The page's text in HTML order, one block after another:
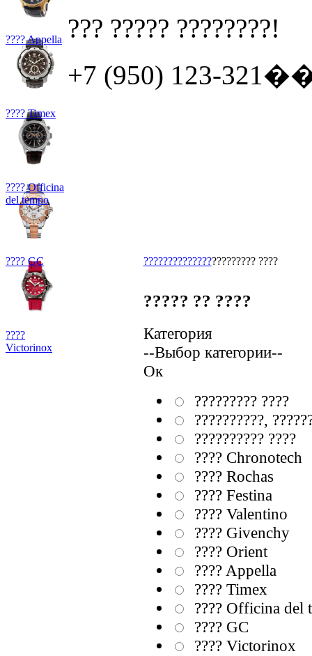
???? Appella
???? Timex
???? Officina
del tempo
???? GC
????
Victorinox
??????????????????????? ????
????? ?? ????
Категория
--Выбор категории--
Ок
????????? ????
??????????,
?????????? ????
???? Chronotech
???? Rochas
???? Festina
???? Valentino
???? Givenchy
???? Orient
???? Appella
???? Timex
???? Officina del
???? GC
???? Victorinox
??? ????? ????????!
+7 (950) 123-